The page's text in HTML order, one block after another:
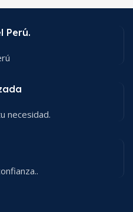
Perú.
necesidad.